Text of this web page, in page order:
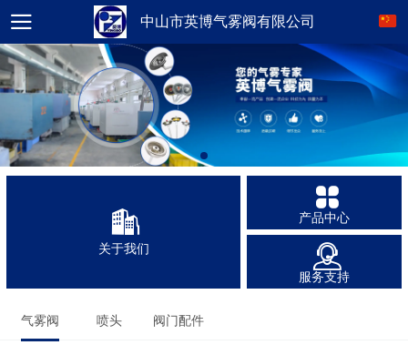
中山市英博气雾阀有限公司
关于我们
产品中心
服务支持
气雾阀 喷头 阀门配件